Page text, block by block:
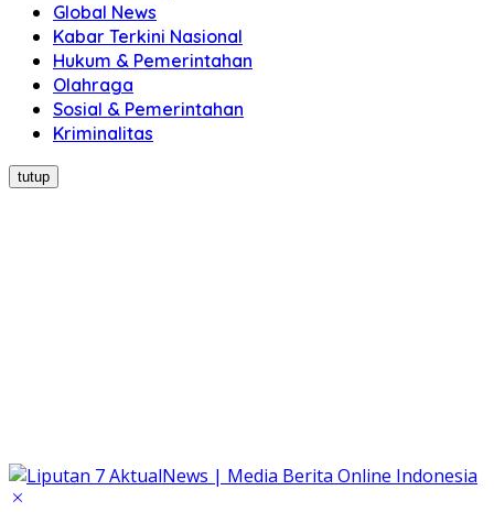
Global News
Kabar Terkini Nasional
Hukum & Pemerintahan
Olahraga
Sosial & Pemerintahan
Kriminalitas
tutup